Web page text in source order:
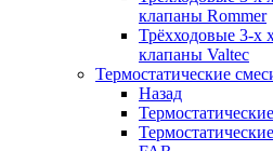
клапаны Rommer
Трёхходовые 3-х
клапаны Valtec
Термостатические
Назад